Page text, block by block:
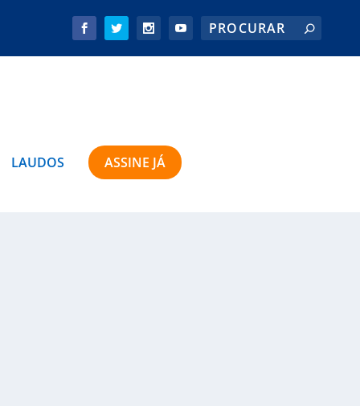
LAUDOS ASSINE JÁ